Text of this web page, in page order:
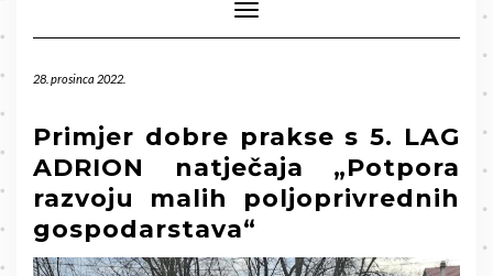
Toggle Navigation
28. prosinca 2022.
Primjer dobre prakse s 5. LAG
ADRION natječaja „Potpora
razvoju malih poljoprivrednih
gospodarstava“